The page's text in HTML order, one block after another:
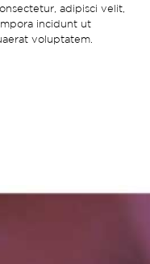
adipisci velit,
incidunt ut
voluptatem.